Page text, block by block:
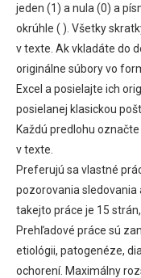
jeden (1) a nula (0) a
okrúhle ( ). Všetky
v texte. Ak vkladáte do
originálne súbory vo
Excel a posielajte ich
posielanej klasickou
Každú predlohu
v texte.
Preferujú sa vlastné
pozorovania sledovania
takejto práce je 15
Prehľadové práce sú
etiológii, patogenéze,
ochorení. Maximálny